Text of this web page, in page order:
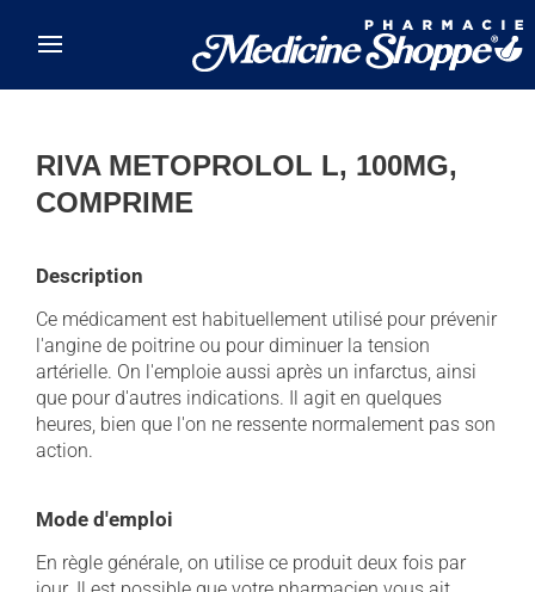
RIVA METOPROLOL L, 100MG,
COMPRIME
Description
Ce médicament est habituellement utilisé pour prévenir
l'angine de poitrine ou pour diminuer la tension
artérielle. On l'emploie aussi après un infarctus, ainsi
que pour d'autres indications. Il agit en quelques
heures, bien que l'on ne ressente normalement pas son
action.
Mode d'emploi
En règle générale, on utilise ce produit deux fois par